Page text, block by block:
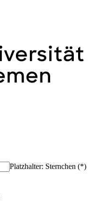
Platzhalter: Sternchen (*)